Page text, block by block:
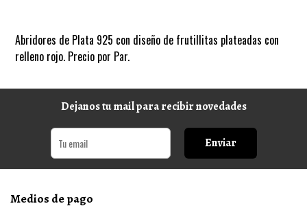
Abridores de Plata 925 con diseño de frutillitas plateadas con
relleno rojo. Precio por Par.
Dejanos tu mail para recibir novedades
Enviar
Medios de pago